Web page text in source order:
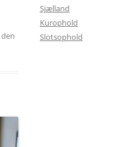
den
Sjælland
Kurophold
Slotsophold